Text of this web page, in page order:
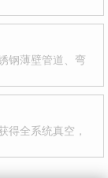
钢薄壁管道、弯
得全系统真空，